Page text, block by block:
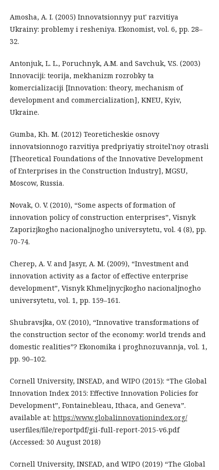
Amosha, A. I. (2005) Innovatsionnyy put' razvitiya
Ukrainy: problemy i resheniya. Ekonomіst, vol. 6, pp. 28–
32.
Antonjuk, L. L., Poruchnyk, A.M. and Savchuk, V.S. (2003)
Innovaciji: teorija, mekhanizm rozrobky ta
komercializaciji [Innovation: theory, mechanism of
development and commercialization], KNEU, Kyiv,
Ukraine.
Gumba, Kh. M. (2012) Teoreticheskie osnovy
innovatsionnogo razvitiya predpriyatiy stroitel'noy otrasli
[Theoretical Foundations of the Innovative Development
of Enterprises in the Construction Industry], MGSU,
Moscow, Russia.
Novak, O. V. (2010), “Some aspects of formation of
innovation policy of construction enterprises”, Visnyk
Zaporizjkogho nacionaljnogho universytetu, vol. 4 (8), pp.
70-74.
Cherep, A. V. and Jasyr, A. M. (2009), “Investment and
innovation activity as a factor of effective enterprise
development”, Visnyk Khmeljnycjkogho nacionaljnogho
universytetu, vol. 1, pp. 159–161.
Shubravsjka, O.V. (2010), “Innovative transformations of
the construction sector of the economy: world trends and
domestic realities”? Ekonomika i proghnozuvannja, vol. 1,
pp. 90–102.
Cornell University, INSEAD, and WIPO (2015): “The Global
Innovation Index 2015: Effective Innovation Policies for
Development”, Fontainebleau, Ithaca, and Geneva”.
available at: https://www.globalinnovationindex.org/
userfiles/file/reportpdf/gii-full-report-2015-v6.pdf
(Accessed: 30 August 2018)
Cornell University, INSEAD, and WIPO (2019) “The Global